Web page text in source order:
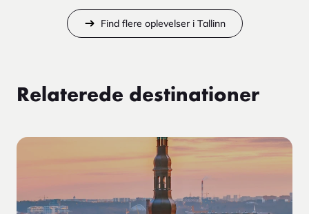
Find flere oplevelser i Tallinn
Relaterede destinationer